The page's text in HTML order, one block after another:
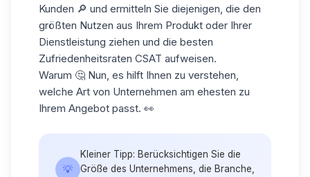
Kunden 🔎 und ermitteln Sie diejenigen, die den
größten Nutzen aus Ihrem Produkt oder Ihrer
Dienstleistung ziehen und die besten
Zufriedenheitsraten CSAT aufweisen.
Warum 🤔 Nun, es hilft Ihnen zu verstehen,
welche Art von Unternehmen am ehesten zu
Ihrem Angebot passt. 👀
💡
Kleiner Tipp: Berücksichtigen Sie die
Größe des Unternehmens, die Branche,